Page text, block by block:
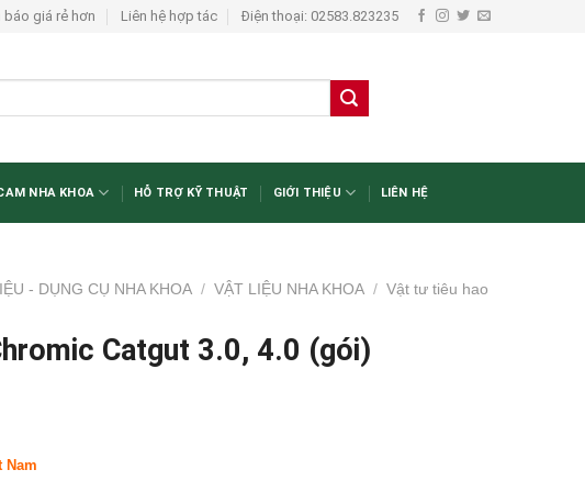
báo giá rẻ hơn Liên hệ hợp tác Điện thoại: 02583.823235
NHA KHOA HỖ TRỢ KỸ THUẬT GIỚI THIỆU LIÊN HỆ
- DỤNG CỤ NHA KHOA / VẬT LIỆU NHA KHOA / Vật tư tiêu hao
Catgut 3.0, 4.0 (gói)
Nam